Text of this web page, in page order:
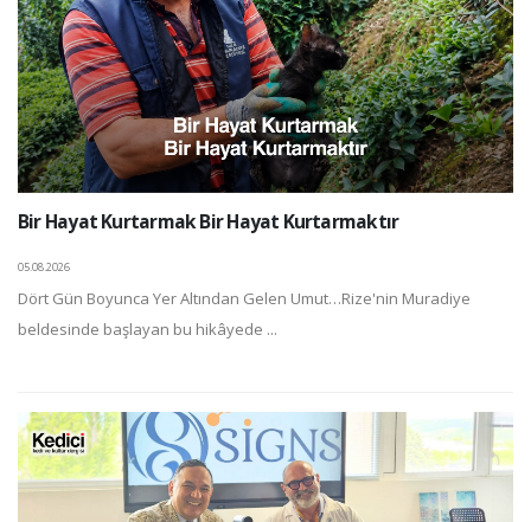
Bir Hayat Kurtarmak Bir Hayat Kurtarmaktır
05.08.2026
Dört Gün Boyunca Yer Altından Gelen Umut…Rize'nin Muradiye
beldesinde başlayan bu hikâyede ...